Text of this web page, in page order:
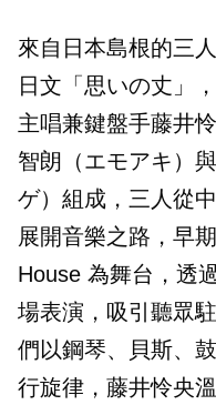
來自日本島根的三
日文「思いの丈」
主唱兼鍵盤手藤井
智朗（エモアキ）
ゲ）組成，三人從
展開音樂之路，早
House 為舞台，透
場表演，吸引聽眾
們以鋼琴、貝斯、
行旋律，藤井怜央